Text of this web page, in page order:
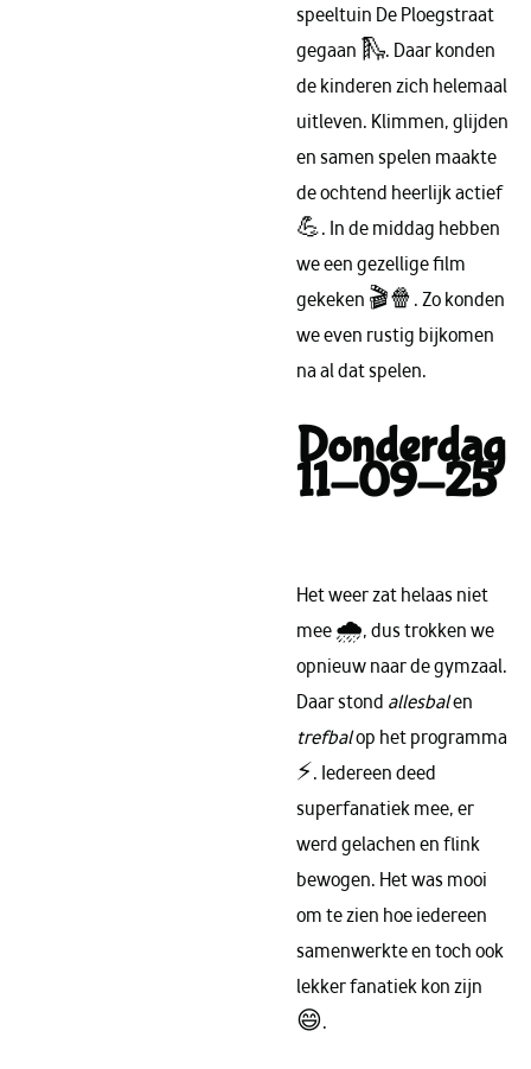
speeltuin De Ploegstraat
gegaan 🛝. Daar konden
de kinderen zich helemaal
uitleven. Klimmen, glijden
en samen spelen maakte
de ochtend heerlijk actief
💪. In de middag hebben
we een gezellige film
gekeken 🎬🍿. Zo konden
we even rustig bijkomen
na al dat spelen.
Donderdag
11-09-25
Het weer zat helaas niet
mee 🌧️, dus trokken we
opnieuw naar de gymzaal.
Daar stond allesbalen
trefbalop het programma
⚡. Iedereen deed
superfanatiek mee, er
werd gelachen en flink
bewogen. Het was mooi
om te zien hoe iedereen
samenwerkte en toch ook
lekker fanatiek kon zijn
😄.